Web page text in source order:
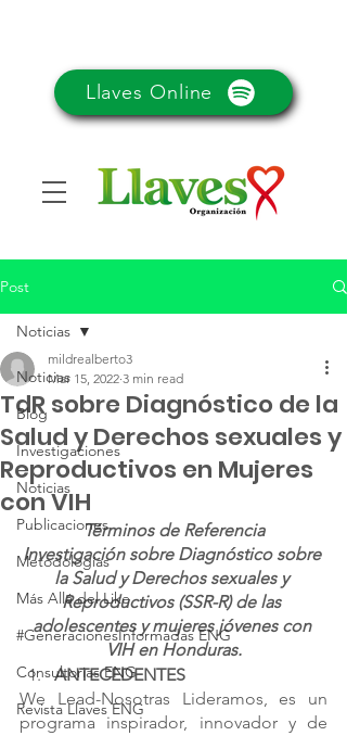
Llaves Online
Post
Noticias
Blog
Investigaciones
Noticias
Publicaciones
Metodologías
Más Allá del Like
#GeneracionesInformadas ENG
Consultorias ENG
Revista Llaves ENG
Noticias
TdR sobre Diagnóstico de la
Salud y Derechos sexuales y
Reproductivos en Mujeres
con VIH
mildrealberto3
Mar 15, 2022 3 min read
Términos de Referencia
Investigación sobre Diagnóstico sobre
la Salud y Derechos sexuales y
Reproductivos (SSR-R) de las
adolescentes y mujeres jóvenes con
VIH en Honduras.
ANTECEDENTES
We Lead-Nosotras Lideramos, es un
programa inspirador, innovador y de